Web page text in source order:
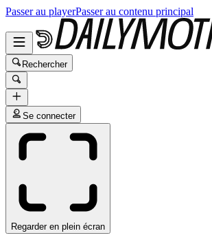
Passer au playerPasser au contenu principal
Rechercher
Se connecter
Regarder en plein écran